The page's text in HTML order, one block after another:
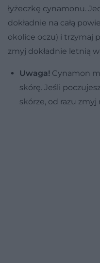
łyżeczkę cynamonu.
dokładnie na całą
okolice oczu) i trzymaj
zmyj dokładnie letnią
Uwaga! Cynamon
skórę. Jeśli
skórze, od razu zmyj